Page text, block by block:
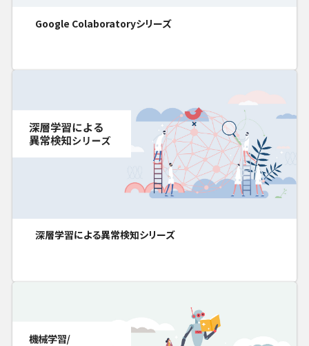
Google Colaboratoryシリーズ
深層学習による異常検知シリーズ